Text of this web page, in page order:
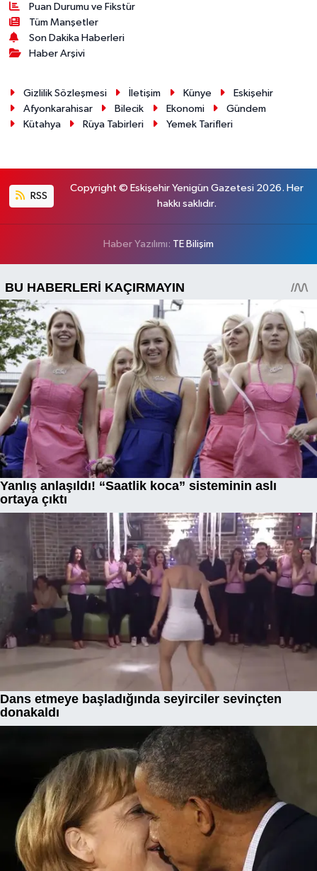
Puan Durumu ve Fikstür
Tüm Manşetler
Son Dakika Haberleri
Haber Arşivi
Gizlilik Sözleşmesi İletişim Künye
Eskişehir
Afyonkarahisar
Bilecik Ekonomi
Gündem
Kütahya
Rüya Tabirleri Yemek Tarifleri
RSS
Copyright © Eskişehir Yenigün Gazetesi 2026. Her
hakkı saklıdır.
Haber Yazılımı: TE Bilişim